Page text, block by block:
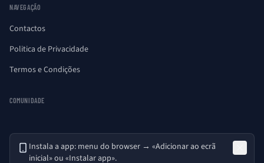
NAVEGAÇÃO
Contactos
Politica de Privacidade
Termos e Condições
COMUNIDADE
Instala a app: menu do browser → «Adicionar ao ecrã
inicial» ou «Instalar app».